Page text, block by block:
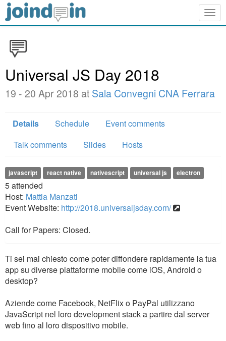
Universal JS Day 2018
19 - 20 Apr 2018 at Sala Convegni CNA Ferrara
Details Schedule
Event comments
Talk comments
Slides Hosts
javascript react native nativescript universal js electron
5attended
Host: Mattia Manzati
Event Website: http://2018.universaljsday.com/
Call for Papers: Closed.
Ti sei mai chiesto come poter diffondere rapidamente la tua
app su diverse piattaforme mobile come iOS, Android o
desktop?
Aziende come Facebook, NetFlix o PayPal utilizzano
JavaScript nel loro development stack a partire dal server
web fino al loro dispositivo mobile.